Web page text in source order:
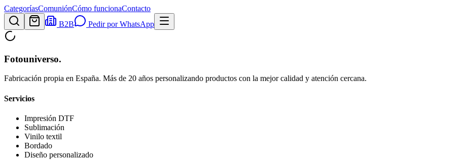
CategoríasComuniónCómo funcionaContacto
B2B
Pedir por WhatsApp
Fotouniverso.
Fabricación propia en España. Más de 20 años personalizando productos con la mejor calidad y atención cercana.
Servicios
Impresión DTF
Sublimación
Vinilo textil
Bordado
Diseño personalizado